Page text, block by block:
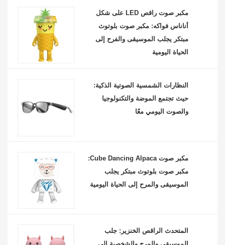
مكبر صوت راقص LED على شكل
أناناس فواكه: مكبر صوت بلوتوث
مبتكر يجلب الموسيقى والفرح إلى
الحياة اليومية
النظارات الشمسية الصوتية الذكية:
حيث تجتمع الموضة والتكنولوجيا
والصوت اليومي معًا
مكبر صوت Cube Dancing Alpaca:
مكبر صوت بلوتوث مبتكر يجلب
الموسيقى والمرح إلى الحياة اليومية
المتحدث الراقص الخنزير: جلب